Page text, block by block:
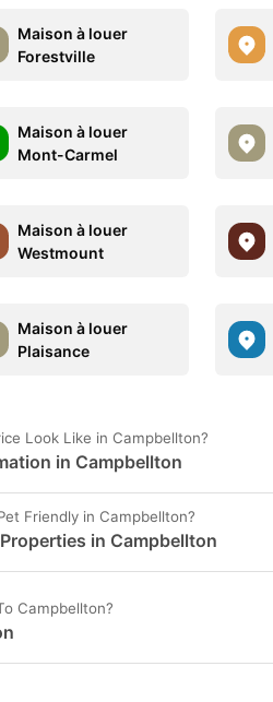
Maison à louer
Forestville
Maison à louer
Mont-Carmel
Maison à louer
Westmount
Maison à louer
Plaisance
Look Like in Campbellton?
in Campbellton
Friendly in Campbellton?
in Campbellton
Campbellton?